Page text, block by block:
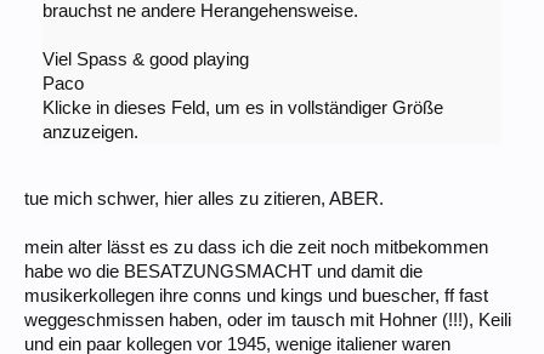
brauchst ne andere Herangehensweise.
Viel Spass & good playing
Paco
Klicke in dieses Feld, um es in vollständiger Größe
anzuzeigen.
tue mich schwer, hier alles zu zitieren, ABER.
mein alter lässt es zu dass ich die zeit noch mitbekommen
habe wo die BESATZUNGSMACHT und damit die
musikerkollegen ihre conns und kings und buescher, ff fast
weggeschmissen haben, oder im tausch mit Hohner (!!!), Keili
und ein paar kollegen vor 1945, wenige italiener waren